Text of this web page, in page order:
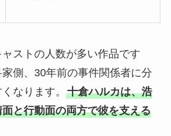
ャストの人数が多い作品です
側、30年前の事件関係者に分
なります。
十倉ハルカは、浩
と行動面の両方で彼を支える